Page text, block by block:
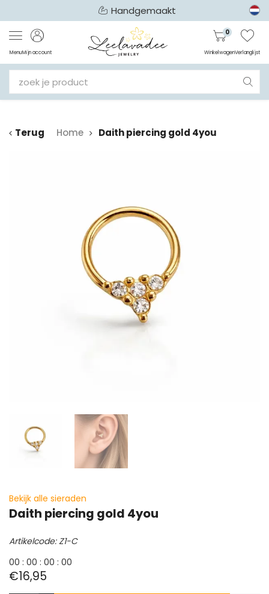
Handgemaakt
MenuMijn account
0
WinkelwagenVerlanglijst
Terug Home Daith piercing gold 4you
Bekijk alle sieraden
Daith piercing gold 4you
Artikelcode: Z1-C
00 : 00 : 00 : 00
€16,95